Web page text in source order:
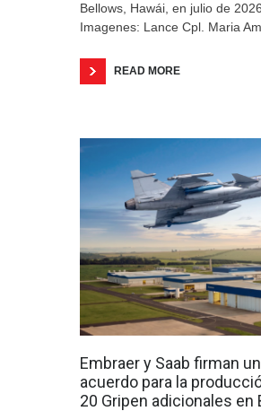
Bellows, Hawái, en julio de 2026.
Imagenes: Lance Cpl. Maria
READ MORE
Embraer y Saab firman un
acuerdo para la
20 Gripen adicionales en